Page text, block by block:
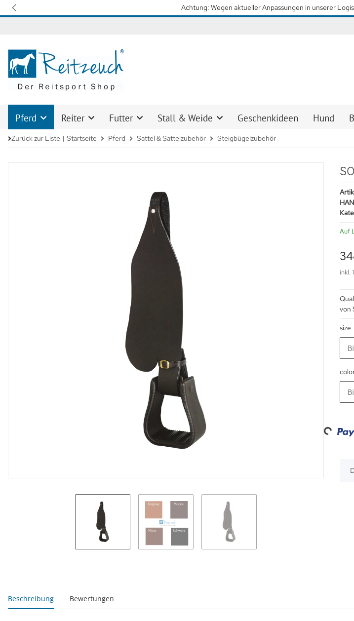
Wir arbeiten mit Hochdruck daran, so schnell wie
Pferd Reiter Futter Stall & Weide Geschenkideen Hund
Zurück zur Liste Startseite Pferd Sattel & Sattelzubehör Steigbügelzubehör
Auf
inkl.
von
size
x
Beschreibung Bewertungen